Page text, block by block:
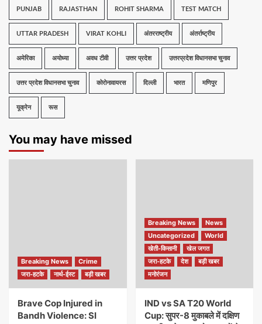
PUNJAB RAJASTHAN ROHIT SHARMA TEST MATCH
UTTAR PRADESH VIRAT KOHLI अंतरराष्ट्रीय अंतर्राष्ट्रीय
अमेरिका अयोध्या अवध टीवी उत्तर प्रदेश उत्तरप्रदेश विधानसभा चुनाव
उत्तर प्रदेश विधानसभा चुनाव कोरोनावायरस दिल्ली भारत मणिपुर
यूक्रेन रूस
You may have missed
Breaking News
Crime
जरा-हटके
नार्थ-ईस्ट बड़ी खबर
Brave Cop Injured in
Bandh Violence: SI
Breaking News
News
Uncategorized
World
खेती-किसानी
खेल जगत
जरा-हटके
देश
बड़ी खबर
मनोरंजन
IND vs SA T20 World
Cup: सुपर-8 मुकाबले में दक्षिण